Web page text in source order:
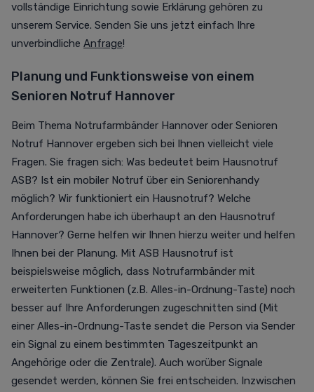
vollständige Einrichtung sowie Erklärung gehören zu
unserem Service. Senden Sie uns jetzt einfach Ihre
unverbindliche Anfrage!
Planung und Funktionsweise von einem
Senioren Notruf Hannover
Beim Thema Notrufarmbänder Hannover oder Senioren
Notruf Hannover ergeben sich bei Ihnen vielleicht viele
Fragen. Sie fragen sich: Was bedeutet beim Hausnotruf
ASB? Ist ein mobiler Notruf über ein Seniorenhandy
möglich? Wir funktioniert ein Hausnotruf? Welche
Anforderungen habe ich überhaupt an den Hausnotruf
Hannover? Gerne helfen wir Ihnen hierzu weiter und helfen
Ihnen bei der Planung. Mit ASB Hausnotruf ist
beispielsweise möglich, dass Notrufarmbänder mit
erweiterten Funktionen (z.B. Alles-in-Ordnung-Taste) noch
besser auf Ihre Anforderungen zugeschnitten sind (Mit
einer Alles-in-Ordnung-Taste sendet die Person via Sender
ein Signal zu einem bestimmten Tageszeitpunkt an
Angehörige oder die Zentrale). Auch worüber Signale
gesendet werden, können Sie frei entscheiden. Inzwischen